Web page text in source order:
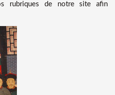
rubriques de notre site afin